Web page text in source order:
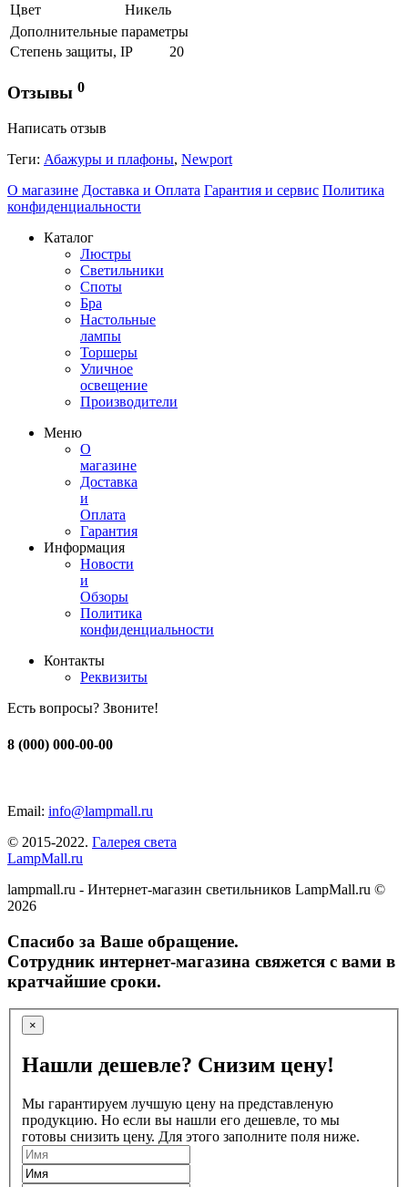
Цвет
Никель
Дополнительные параметры
Степень защиты, IP
20
Отзывы 0
Написать отзыв
Теги: Абажуры и плафоны, Newport
О магазине Доставка и Оплата Гарантия и сервис Политика
конфиденциальности
Каталог
Люстры
Светильники
Споты
Бра
Настольные
лампы
Торшеры
Уличное
освещение
Производители
Меню
О
магазине
Доставка
и
Оплата
Гарантия
Информация
Новости
и
Обзоры
Политика
конфиденциальности
Контакты
Реквизиты
Есть вопросы? Звоните!
8 (000) 000-00-00
Email: info@lampmall.ru
© 2015-2022. Галерея света
LampMall.ru
lampmall.ru - Интернет-магазин светильников LampMall.ru ©
2026
Спасибо за Ваше обращение.
Сотрудник интернет-магазина свяжется с вами в
кратчайшие сроки.
×
Нашли дешевле? Снизим цену!
Мы гарантируем лучшую цену на представленую
продукцию. Но если вы нашли его дешевле, то мы
готовы снизить цену. Для этого заполните поля ниже.